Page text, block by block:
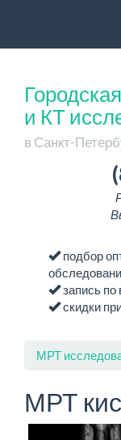
и КТ
в Санкт-
подбор
запись по
скидки
МРТ
МРТ